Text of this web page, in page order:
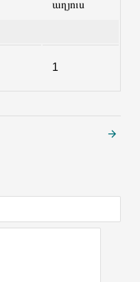
աղյուս
1